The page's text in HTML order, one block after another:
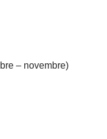
– novembre)